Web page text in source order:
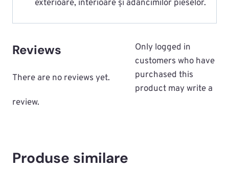
exterioare, interioare și adâncimilor pieselor.
Reviews
There are no reviews yet.
Only logged in
customers who have
purchased this
product may write a
review.
Produse similare